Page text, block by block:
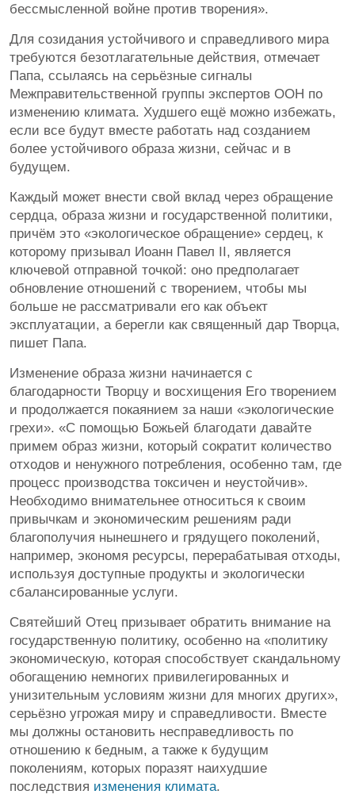
бессмысленной войне против творения».
Для созидания устойчивого и справедливого мира
требуются безотлагательные действия, отмечает
Папа, ссылаясь на серьёзные сигналы
Межправительственной группы экспертов ООН по
изменению климата. Худшего ещё можно избежать,
если все будут вместе работать над созданием
более устойчивого образа жизни, сейчас и в
будущем.
Каждый может внести свой вклад через обращение
сердца, образа жизни и государственной политики,
причём это «экологическое обращение» сердец, к
которому призывал Иоанн Павел II, является
ключевой отправной точкой: оно предполагает
обновление отношений с творением, чтобы мы
больше не рассматривали его как объект
эксплуатации, а берегли как священный дар Творца,
пишет Папа.
Изменение образа жизни начинается с
благодарности Творцу и восхищения Его творением
и продолжается покаянием за наши «экологические
грехи». «С помощью Божьей благодати давайте
примем образ жизни, который сократит количество
отходов и ненужного потребления, особенно там, где
процесс производства токсичен и неустойчив».
Необходимо внимательнее относиться к своим
привычкам и экономическим решениям ради
благополучия нынешнего и грядущего поколений,
например, экономя ресурсы, перерабатывая отходы,
используя доступные продукты и экологически
сбалансированные услуги.
Святейший Отец призывает обратить внимание на
государственную политику, особенно на «политику
экономическую, которая способствует скандальному
обогащению немногих привилегированных и
унизительным условиям жизни для многих других»,
серьёзно угрожая миру и справедливости. Вместе
мы должны остановить несправедливость по
отношению к бедным, а также к будущим
поколениям, которых поразят наихудшие
последствия изменения климата.